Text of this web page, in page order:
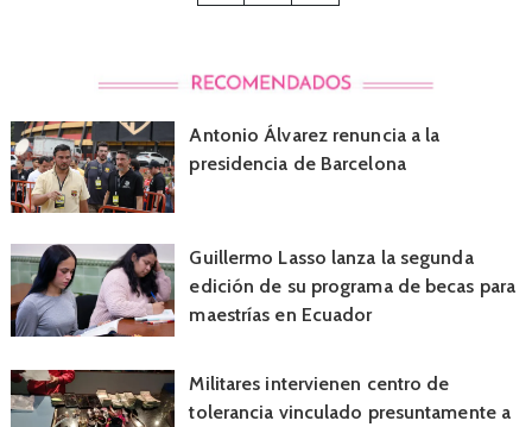
Antonio Álvarez renuncia a la
presidencia de Barcelona
Guillermo Lasso lanza la segunda
edición de su programa de becas para
maestrías en Ecuador
Militares intervienen centro de
tolerancia vinculado presuntamente a